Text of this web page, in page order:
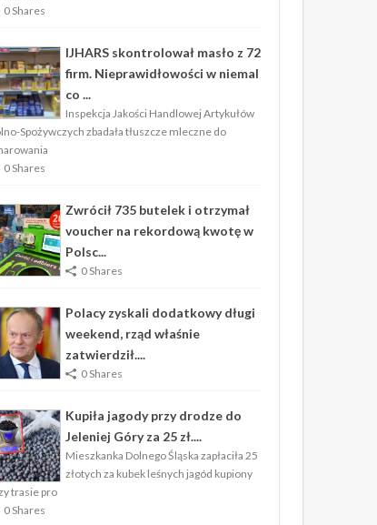
0 Shares
IJHARS skontrolował masło z 72
firm. Nieprawidłowości w niemal
co ...
Inspekcja Jakości Handlowej Artykułów
Spożywczych zbadała tłuszcze mleczne do
0 Shares
Zwrócił 735 butelek i otrzymał
voucher na rekordową kwotę w
Polsc...
0 Shares
Polacy zyskali dodatkowy długi
weekend, rząd właśnie
zatwierdził....
0 Shares
Kupiła jagody przy drodze do
Jeleniej Góry za 25 zł....
Mieszkanka Dolnego Śląska zapłaciła 25
złotych za kubek leśnych jagód kupiony
trasie pro
0 Shares